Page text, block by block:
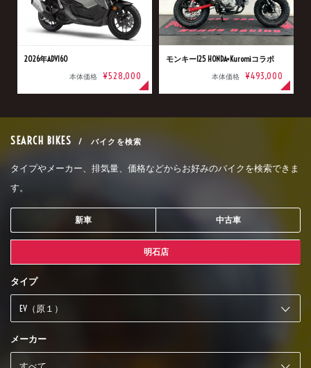
2026年ADV160
本体価格 ¥528,000
モンキー125 HONDA×Kuromiコラボ
本体価格 ¥493,000
SEARCH BIKES / バイクを検索
タイプやメーカー、排気量、価格などからお好みのバイクを検索できま
す。
新車 中古車
明石店
タイプ
メーカー